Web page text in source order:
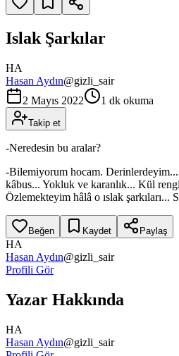
Islak Şarkılar
HA
Hasan Aydın@gizli_sair
2 Mayıs 2022
1 dk okuma
Takip et
-Neredesin bu aralar?
-Bilemiyorum hocam.
kâbus... Yokluk ve karanlık... Kül
Özlemekteyim hâlâ o ıslak şarkıları...
Beğen Kaydet Paylaş
HA
Hasan Aydın@gizli_sair
Profili Gör
Yazar Hakkında
HA
Hasan Aydın@gizli_sair